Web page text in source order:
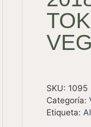
SKU: 1095
Categoría:
Etiqueta: